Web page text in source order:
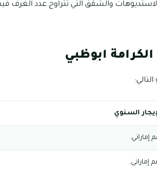
والشقق التي تتراوح عدد الغرف
ابوظبي
السنوي